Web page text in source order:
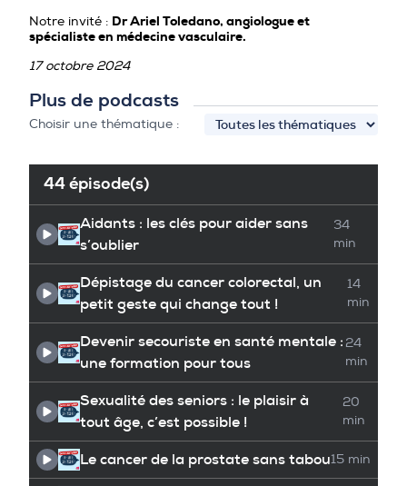
Notre invité : Dr Ariel Toledano, angiologue et
spécialiste en médecine vasculaire.
17 octobre 2024
Plus de podcasts
Choisir une thématique :
44 épisode(s)
Aidants : les clés pour aider sans
s’oublier
34
min
Dépistage du cancer colorectal, un
petit geste qui change tout !
14
min
Devenir secouriste en santé mentale :
une formation pour tous
24
min
Sexualité des seniors : le plaisir à
tout âge, c’est possible !
20
min
Le cancer de la prostate sans tabou15 min